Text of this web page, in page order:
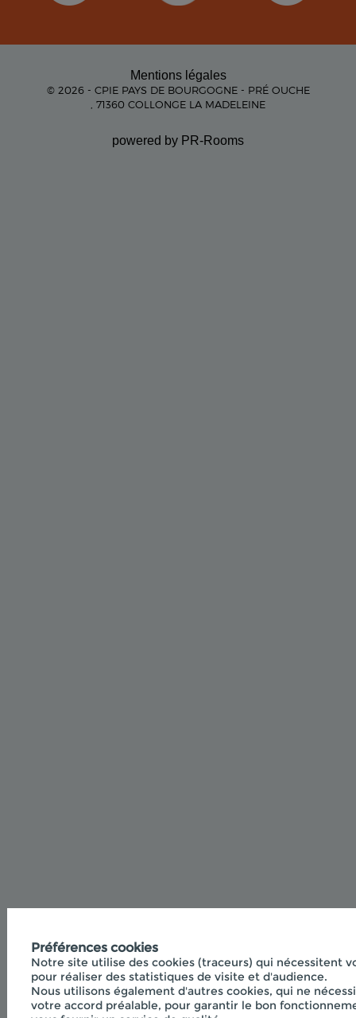
Mentions légales
© 2026 - CPIE PAYS DE BOURGOGNE - PRÉ OUCHE
, 71360 COLLONGE LA MADELEINE
powered by PR-Rooms
Préférences cookies
Notre site utilise des cookies (traceurs) qui nécessitent
pour réaliser des statistiques de visite et d'audience.
Nous utilisons également d'autres cookies, qui ne
votre accord préalable, pour garantir le bon